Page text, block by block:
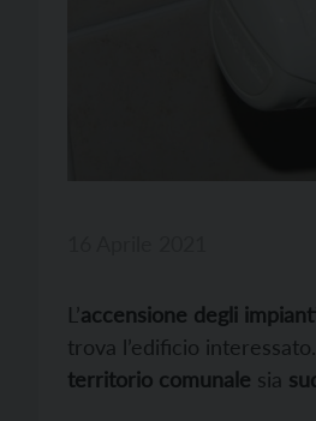
L’accensione degli
trova l’edificio
territorio comunale sia